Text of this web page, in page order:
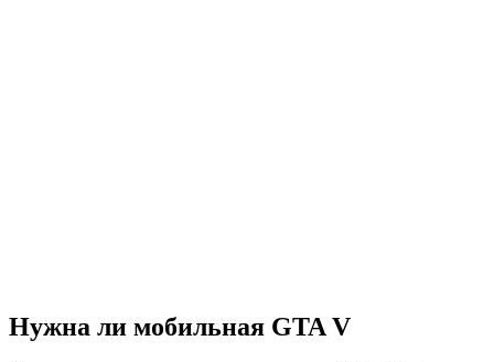
Нужна ли мобильная GTA V